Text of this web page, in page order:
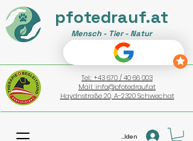
pfotedrauf.at
Mensch - Tier - Natur
Tel.: +43 670 / 40 66 003
Mail: info@pfotedrauf.at
Haydnstraße 20, A-2320 Schwechat
Anmelden